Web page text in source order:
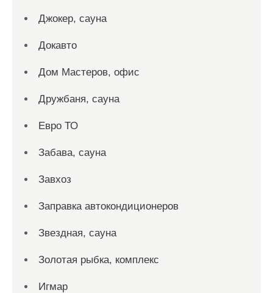
Джокер, сауна
Докавто
Дом Мастеров, офис
Дружбаня, сауна
Евро ТО
Забава, сауна
Завхоз
Заправка автокондиционеров
Звездная, сауна
Золотая рыбка, комплекс
Игмар